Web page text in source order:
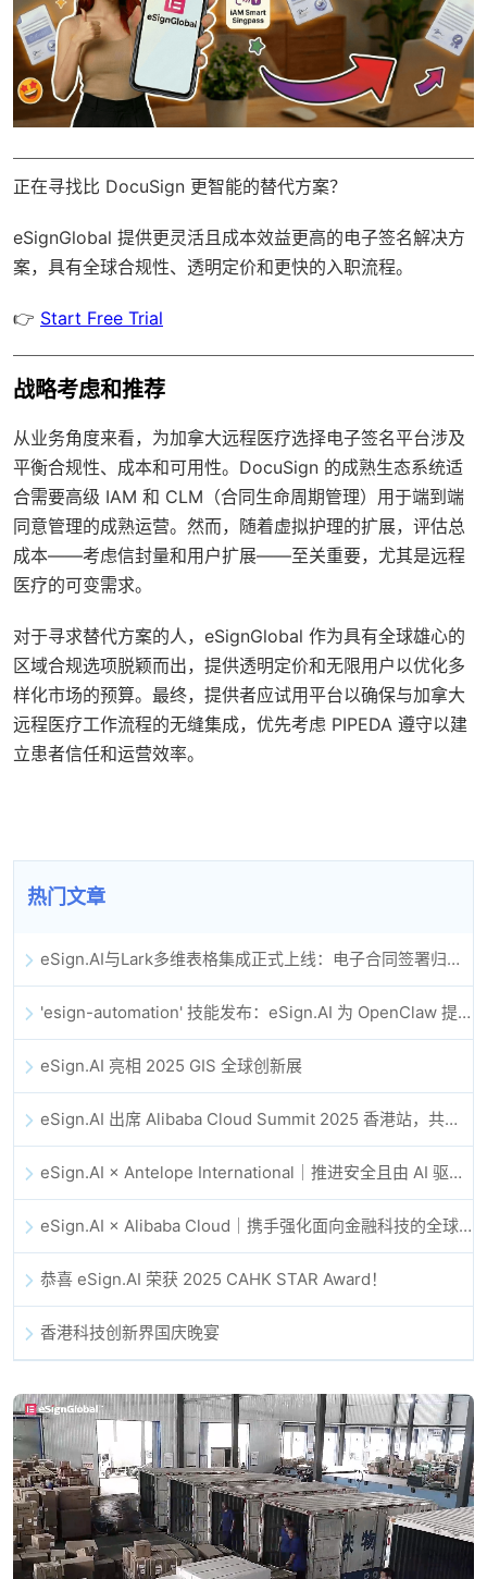
正在寻找比 DocuSign 更智能的替代方案？
eSignGlobal 提供更灵活且成本效益更高的电子签名解决方
案，具有全球合规性、透明定价和更快的入职流程。
👉 Start Free Trial
战略考虑和推荐
从业务角度来看，为加拿大远程医疗选择电子签名平台涉及
平衡合规性、成本和可用性。DocuSign 的成熟生态系统适
合需要高级 IAM 和 CLM（合同生命周期管理）用于端到端
同意管理的成熟运营。然而，随着虚拟护理的扩展，评估总
成本——考虑信封量和用户扩展——至关重要，尤其是远程
医疗的可变需求。
对于寻求替代方案的人，eSignGlobal 作为具有全球雄心的
区域合规选项脱颖而出，提供透明定价和无限用户以优化多
样化市场的预算。最终，提供者应试用平台以确保与加拿大
远程医疗工作流程的无缝集成，优先考虑 PIPEDA 遵守以建
立患者信任和运营效率。
热门文章
eSign.AI与Lark多维表格集成正式上线：电子合同签署归档全程自动化
'esign-automation' 技能发布：eSign.AI 为 OpenClaw 提供自动化电子签名能力
eSign.AI 亮相 2025 GIS 全球创新展
eSign.AI 出席 Alibaba Cloud Summit 2025 香港站，共同探讨 AI 驱动的云创新与数字信任未来
eSign.AI × Antelope International｜推进安全且由 AI 驱动的数字化工作流
eSign.AI × Alibaba Cloud｜携手强化面向金融科技的全球数字信任
恭喜 eSign.AI 荣获 2025 CAHK STAR Award！
香港科技创新界国庆晚宴